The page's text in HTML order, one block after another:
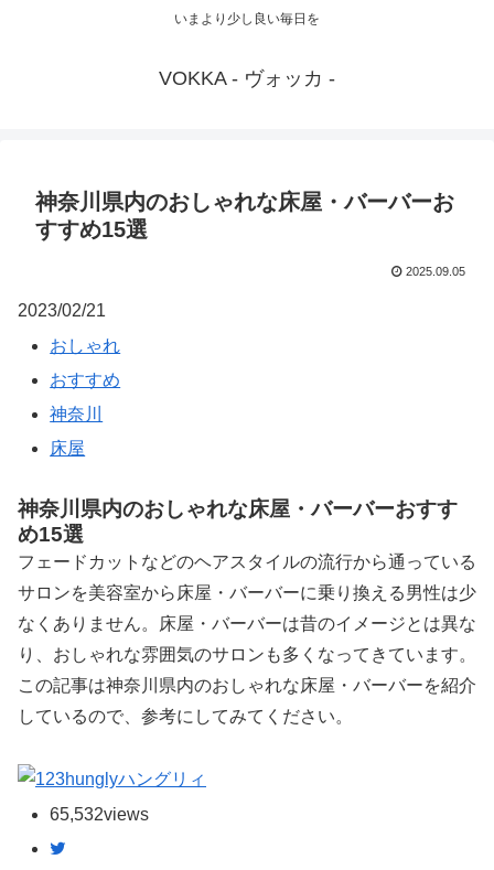
いまより少し良い毎日を
VOKKA - ヴォッカ -
神奈川県内のおしゃれな床屋・バーバーお
すすめ15選
2025.09.05
2023/02/21
おしゃれ
おすすめ
神奈川
床屋
神奈川県内のおしゃれな床屋・バーバーおすす
め15選
フェードカットなどのヘアスタイルの流行から通っている
サロンを美容室から床屋・バーバーに乗り換える男性は少
なくありません。床屋・バーバーは昔のイメージとは異な
り、おしゃれな雰囲気のサロンも多くなってきています。
この記事は神奈川県内のおしゃれな床屋・バーバーを紹介
しているので、参考にしてみてください。
ハングリィ
65,532views